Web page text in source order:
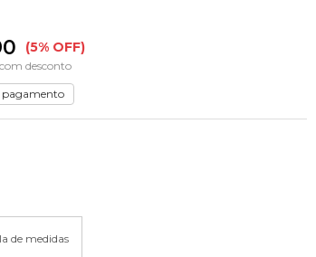
(5% OFF)
desconto
pagamento
de medidas